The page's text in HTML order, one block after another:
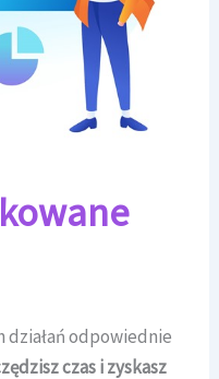
działań odpowiednie
czas i zyskasz